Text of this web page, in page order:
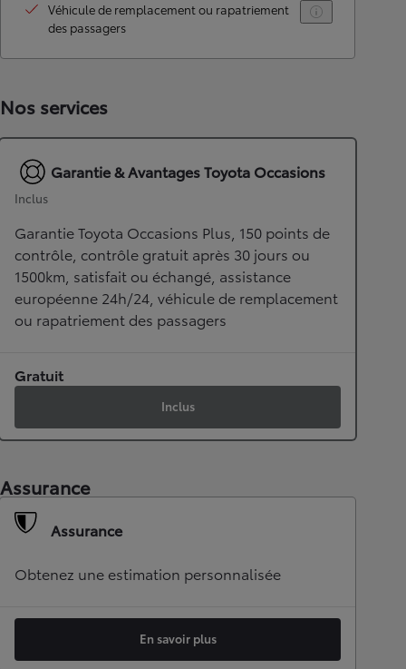
Véhicule de remplacement ou rapatriement
des passagers
Nos services
Garantie & Avantages Toyota Occasions
Inclus
Garantie Toyota Occasions Plus, 150 points de
contrôle, contrôle gratuit après 30 jours ou
1500km, satisfait ou échangé, assistance
européenne 24h/24, véhicule de remplacement
ou rapatriement des passagers
Gratuit
Inclus
Assurance
Assurance
Obtenez une estimation personnalisée
En savoir plus